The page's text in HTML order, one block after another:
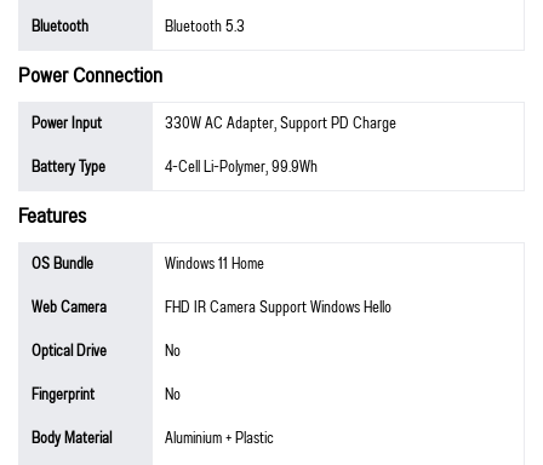
Bluetooth
Bluetooth 5.3
Power Connection
Power Input
330W AC Adapter, Support PD Charge
Battery Type
4-Cell Li-Polymer, 99.9Wh
Features
OS Bundle
Windows 11 Home
Web Camera
FHD IR Camera Support Windows Hello
Optical Drive
No
Fingerprint
No
Body Material
Aluminium + Plastic